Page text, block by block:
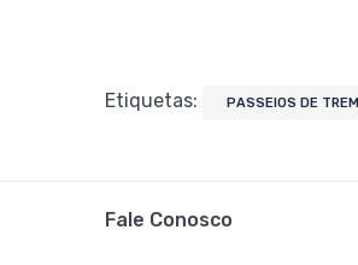
Etiquetas: PASSEIOS DE TREM
Fale Conosco